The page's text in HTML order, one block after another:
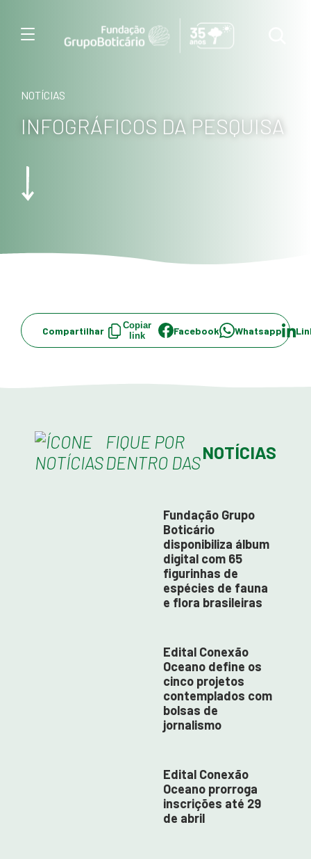
Menu
NOTÍCIAS
INFOGRÁFICOS DA PESQUISA
Compartilhar
Copiar
link
Facebook Whatsapp
FIQUE POR
DENTRO DASNOTÍCIAS
Fundação Grupo
Boticário
disponibiliza álbum
digital com 65
figurinhas de
espécies de fauna
e flora brasileiras
Edital Conexão
Oceano define os
cinco projetos
contemplados com
bolsas de
jornalismo
Edital Conexão
Oceano prorroga
inscrições até 29
de abril